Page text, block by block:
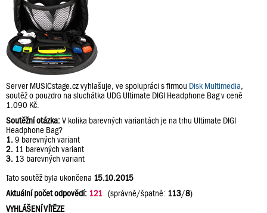
Server MUSICstage.cz vyhlašuje, ve spolupráci s firmou Disk Multimedia,
soutěž o pouzdro na sluchátka UDG Ultimate DIGI Headphone Bag v ceně
1.090 Kč.
Soutěžní otázka:V kolika barevných variantách je na trhu Ultimate DIGI
Headphone Bag?
1. 9 barevných variant
2. 11 barevných variant
3. 13 barevných variant
Tato soutěž byla ukončena 15.10.2015
Aktuální počet odpovědí: 121 (správně/špatně: 113/8)
VYHLÁŠENÍ VÍTĚZE